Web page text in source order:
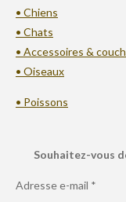
• Chiens
• Chats
• Accessoires &
• Oiseaux
• Poissons
Souhaitez-vous
Adresse e-mail *